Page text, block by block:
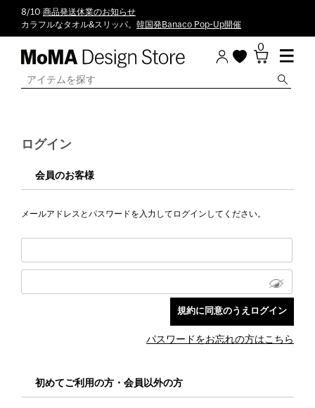
8/10 商品発送休業のお知らせ
カラフルなタオル&スリッパ。 韓国発Banaco Pop-Up開催
0
ログイン
会員のお客様
メールアドレスとパスワードを入力してログインしてください。
パスワードをお忘れの方はこちら
初めてご利用の方・会員以外の方